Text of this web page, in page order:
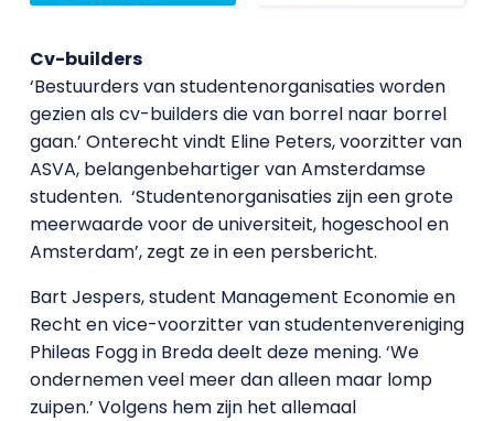
Cv-builders
‘Bestuurders van studentenorganisaties worden
gezien als cv-builders die van borrel naar borrel
gaan.’ Onterecht vindt Eline Peters, voorzitter van
ASVA, belangenbehartiger van Amsterdamse
studenten. ‘Studentenorganisaties zijn een grote
meerwaarde voor de universiteit, hogeschool en
Amsterdam’, zegt ze in een persbericht.
Bart Jespers, student Management Economie en
Recht en vice-voorzitter van studentenvereniging
Phileas Fogg in Breda deelt deze mening. ‘We
ondernemen veel meer dan alleen maar lomp
zuipen.’ Volgens hem zijn het allemaal